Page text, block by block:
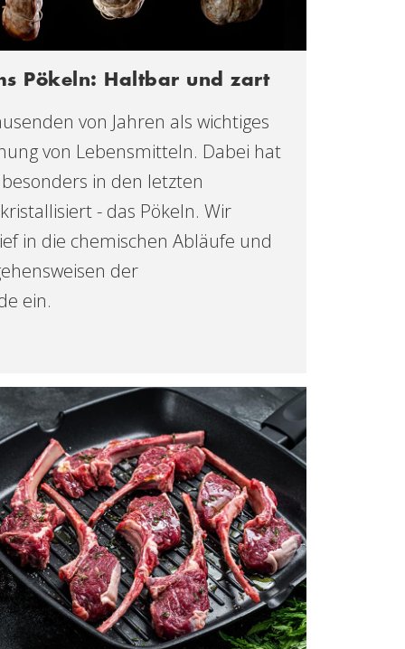
Pökeln: Haltbar und zart
von Jahren als wichtiges
von Lebensmitteln. Dabei hat
in den letzten
- das Pökeln. Wir
in die chemischen Abläufe und
der
ein.